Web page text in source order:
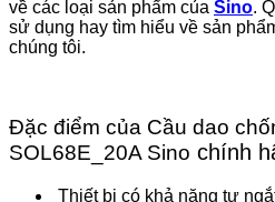
về các loại sản phẩm của Sino.
sử dụng hay tìm hiểu về sản
chúng tôi.
Đặc điểm của Cầu dao
SOL68E_20A Sino chính
Thiết bị có khả năng tự